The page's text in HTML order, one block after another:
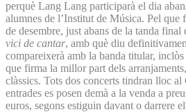
perquè Lang Lang participarà el dia
alumnes de l’Institut de Música. Pel que
de desembre, just abans de la tanda final
vici de cantar, amb què diu
compareixerà amb la banda titular,
que firma la millor part dels
clàssics. Tots dos concerts tindran lloc al
entrades es posen demà a la venda a
euros, segons estiguin davant o darrere